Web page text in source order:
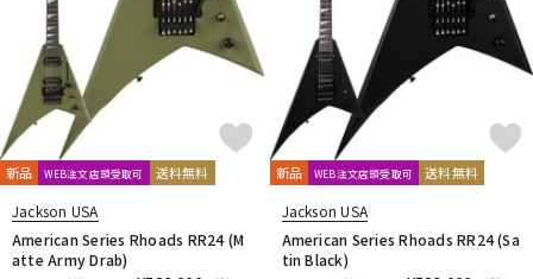
新品 WEB注文店頭受取可 送料無料
Jackson USA
American Series Rhoads RR24 (M
atte Army Drab)
新品 WEB注文店頭受取可 送料無料
Jackson USA
American Series Rhoads RR24 (Sa
tin Black)